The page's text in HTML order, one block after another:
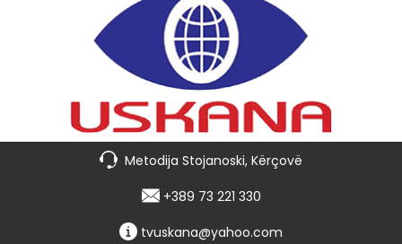
Metodija Stojanoski, Kërçovë
+389 73 221 330
tvuskana@yahoo.com